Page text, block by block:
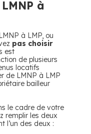
à
à LMP, ou
pas choisir
est
de plusieurs
locatifs
de LMNP à LMP
bailleur
le cadre de votre
remplir les deux
l’un des deux :